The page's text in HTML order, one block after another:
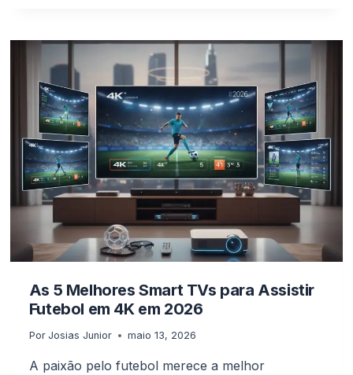
SMART
120HZ:
TRANSFORME
SUA
CASA
EM
UM
ESTÁDIO
IMERSIVO
As 5 Melhores Smart TVs para Assistir
Futebol em 4K em 2026
Por Josias Junior maio 13, 2026
A paixão pelo futebol merece a melhor